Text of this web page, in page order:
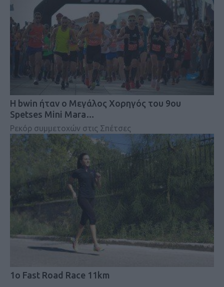
Η bwin ήταν ο Μεγάλος Χορηγός του 9ου
Spetses Mini Mara…
Ρεκόρ συμμετοχών στις Σπέτσες
1ο Fast Road Race 11km